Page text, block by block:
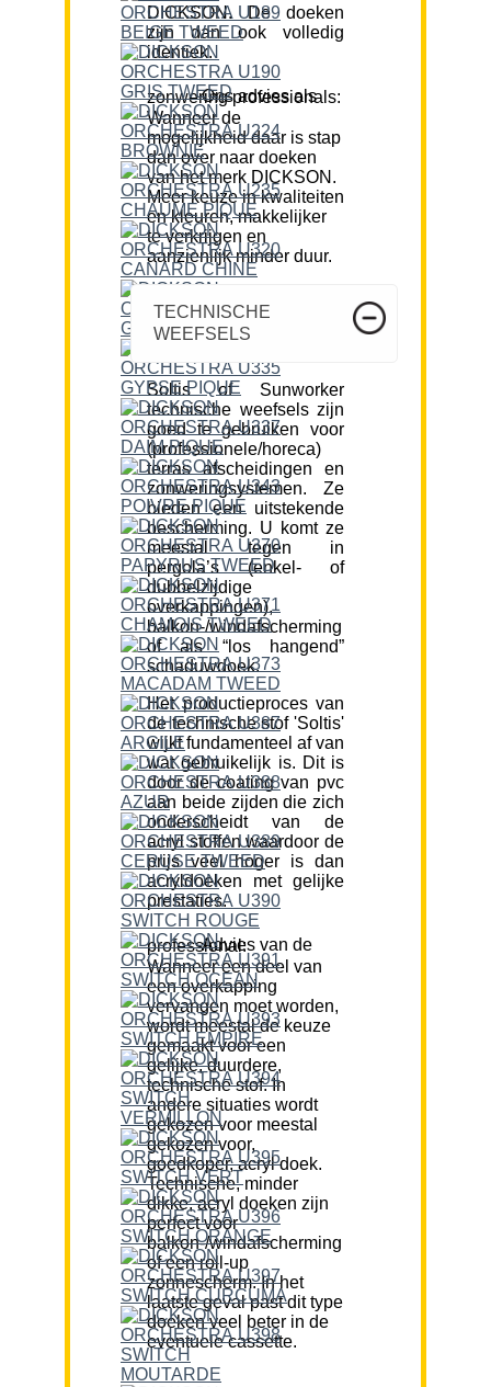
DICKSON. De doeken
zijn dan ook volledig
identiek.
Ons advies als zonwering professionals:
Wanneer de
mogelijkheid daar is stap
dan over naar doeken
van het merk DICKSON.
Meer keuze in kwaliteiten
en kleuren, makkelijker
te verkrijgen en
aanzienlijk minder duur.
TECHNISCHE
WEEFSELS
Soltis of Sunworker
technische weefsels zijn
goed te gebruiken voor
(professionele/horeca)
terras afscheidingen en
zonweringsystemen. Ze
bieden een uitstekende
bescherming. U komt ze
meestal tegen in
pergola’s (enkel- of
dubbelzijdige
overkappingen),
balkon-/windafscherming
of als “los hangend”
schaduwdoek.
Het productieproces van
de technische stof 'Soltis'
wijkt fundamenteel af van
wat gebruikelijk is. Dit is
door de coating van pvc
aan beide zijden die zich
onderscheidt van de
acryl stoffen waardoor de
prijs veel hoger is dan
acryldoeken met gelijke
prestaties.
Advies van de professional:
Wanneer een deel van
een overkapping
vervangen moet worden,
wordt meestal de keuze
gemaakt voor een
gelijke, duurdere,
technische stof. In
andere situaties wordt
gekozen voor meestal
gekozen voor,
goedkoper, acryl doek.
Technische, minder
dikke, acryl doeken zijn
perfect voor
balkon-/windafscherming
of een roll-up
zonnescherm. In het
laatste geval past dit type
doeken veel beter in de
eventuele cassette.